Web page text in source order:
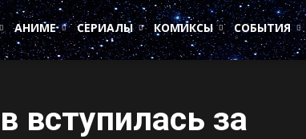
АНИМЕ СЕРИАЛЫ КОМИКСЫ СОБЫТИЯ
вступилась за